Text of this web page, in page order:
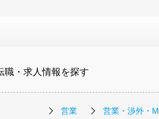
職・求人情報を探す
営業 営業・渉外・